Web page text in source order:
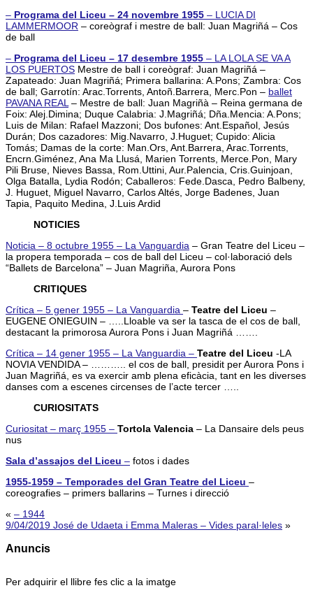
– Programa del Liceu – 24 novembre 1955 – LUCIA DI
LAMMERMOOR – coreògraf i mestre de ball: Juan Magriñá – Cos
de ball
– Programa del Liceu – 17 desembre 1955 – LA LOLA SE VA A
LOS PUERTOS Mestre de ball i coreògraf: Juan Magriñá –
Zapateado: Juan Magriñá; Primera ballarina: A.Pons; Zambra: Cos
de ball; Garrotín: Arac.Torrents, Antoñ.Barrera, Merc.Pon – ballet
PAVANA REAL – Mestre de ball: Juan Magriñà – Reina germana de
Foix: Alej.Dimina; Duque Calabria: J.Magriñá; Dña.Mencia: A.Pons;
Luis de Milan: Rafael Mazzoni; Dos bufones: Ant.Español, Jesús
Durán; Dos cazadores: Mig.Navarro, J.Huguet; Cupido: Alicia
Tomás; Damas de la corte: Man.Ors, Ant.Barrera, Arac.Torrents,
Encrn.Giménez, Ana Ma Llusá, Marien Torrents, Merce.Pon, Mary
Pili Bruse, Nieves Bassa, Rom.Uttini, Aur.Palencia, Cris.Guinjoan,
Olga Batalla, Lydia Rodón; Caballeros: Fede.Dasca, Pedro Balbeny,
J. Huguet, Miguel Navarro, Carlos Altés, Jorge Badenes, Juan
Tapia, Paquito Medina, J.Luis Ardid
NOTICIES
Noticia – 8 octubre 1955 – La Vanguardia – Gran Teatre del Liceu –
la propera temporada – cos de ball del Liceu – col·laboració dels
“Ballets de Barcelona” – Juan Magriña, Aurora Pons
CRITIQUES
Crítica – 5 gener 1955 – La Vanguardia – Teatre del Liceu –
EUGENE ONIEGUIN – …..Lloable va ser la tasca de el cos de ball,
destacant la primorosa Aurora Pons i Juan Magriñá …….
Crítica – 14 gener 1955 – La Vanguardia – Teatre del Liceu -LA
NOVIA VENDIDA – ……….. el cos de ball, presidit per Aurora Pons i
Juan Magriñá, es va exercir amb plena eficàcia, tant en les diverses
danses com a escenes circenses de l’acte tercer …..
CURIOSITATS
Curiositat – març 1955 – Tortola Valencia – La Dansaire dels peus
nus
Sala d’assajos del Liceu – fotos i dades
1955-1959 – Temporades del Gran Teatre del Liceu –
coreografies – primers ballarins – Turnes i direcció
« – 1944
9/04/2019 José de Udaeta i Emma Maleras – Vides paral·leles »
Anuncis
Per adquirir el llibre fes clic a la imatge